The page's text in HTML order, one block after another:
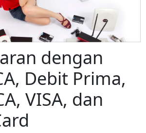
dengan
Debit Prima,
VISA, dan